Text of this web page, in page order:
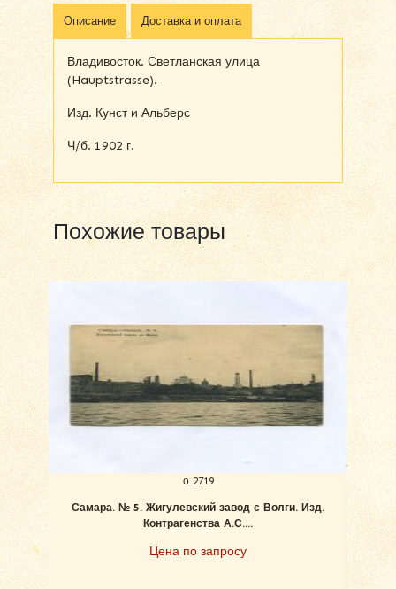
Описание Доставка и оплата
Владивосток. Светланская улица
(Hauptstrasse).
Изд. Кунст и Альберс
Ч/б. 1902 г.
Похожие товары
о 2719
Самара. № 5. Жигулевский завод с Волги. Изд.
Контрагенства А.С....
Цена по запросу